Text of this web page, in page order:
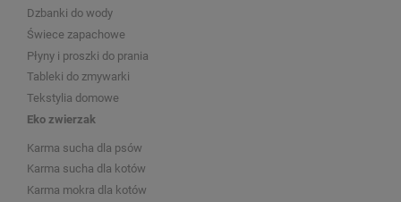
Dzbanki do wody
Świece zapachowe
Płyny i proszki do prania
Tableki do zmywarki
Tekstylia domowe
Eko zwierzak
Karma sucha dla psów
Karma sucha dla kotów
Karma mokra dla kotów